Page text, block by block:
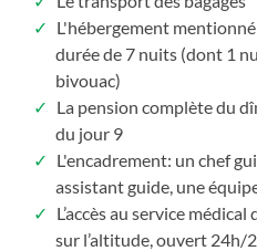
L'hébergement
durée de 7 nuits (dont 1
bivouac)
La pension complète du
du jour 9
L'encadrement: un chef
assistant guide, une
L’accès au service
sur l’altitude, ouvert 24h/